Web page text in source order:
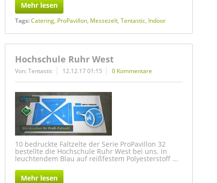
Mehr lesen
Tags:Catering, ProPavillon, Messezelt, Tentastic, Indoor
Hochschule Ruhr West
Von: Tentastic 12.12.17 01:15 0 Kommentare
10 bedruckte Faltzelte der Serie ProPavillon 32
bestellte die Hochschule Ruhr West bei uns. In
leuchtendem Blau auf reißfestem Polyesterstoff ...
Mehr lesen